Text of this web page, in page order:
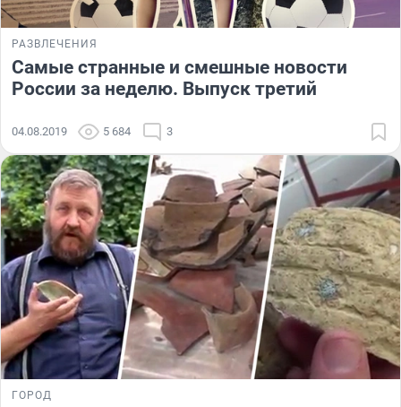
РАЗВЛЕЧЕНИЯ
Самые странные и смешные новости
России за неделю. Выпуск третий
04.08.2019 5 684 3
ГОРОД